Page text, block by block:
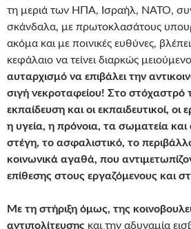
τη μεριά των ΗΠΑ, Ισραήλ, ΝΑΤΟ,
σκάνδαλα, με πρωτοκλασάτους
ακόμα και με ποινικές ευθύνες,
κεφάλαιο να τείνει διαρκώς
αυταρχισμό να επιβάλει την
σιγή νεκροταφείου! Στο στόχαστρό
εκπαίδευση και οι εκπαιδευτικοί, οι
η υγεία, η πρόνοια, τα σωματεία και
στέγη, το ασφαλιστικό, το
κοινωνικά αγαθά, που
επίθεσης στους εργαζόμενους και
Με τη στήριξη όμως, της
αντιπολίτευσης και την αδυναμία